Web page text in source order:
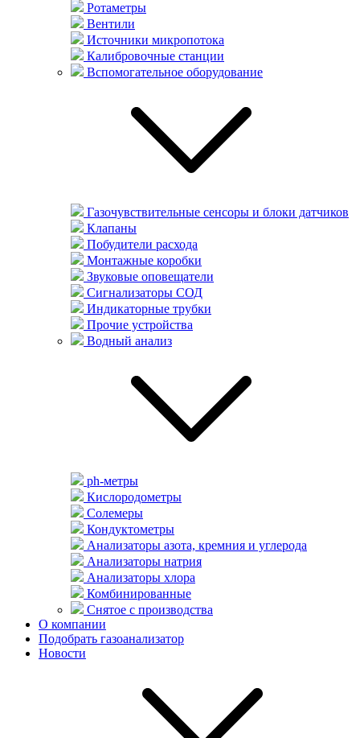
Ротаметры
Вентили
Источники микропотока
Калибровочные станции
Вспомогательное оборудование
Газочувствительные сенсоры и блоки датчиков
Клапаны
Побудители расхода
Монтажные коробки
Звуковые оповещатели
Сигнализаторы СОД
Индикаторные трубки
Прочие устройства
Водный анализ
ph-метры
Кислородометры
Солемеры
Кондуктометры
Анализаторы азота, кремния и углерода
Анализаторы натрия
Анализаторы хлора
Комбинированные
Снятое с производства
О компании
Подобрать газоанализатор
Новости